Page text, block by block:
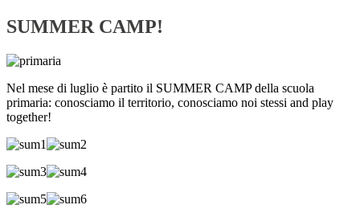
SUMMER CAMP!
Nel mese di luglio è partito il SUMMER CAMP della scuola
primaria: conosciamo il territorio, conosciamo noi stessi and play
together!